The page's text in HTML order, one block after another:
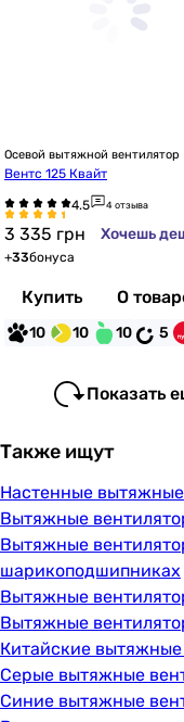
Осевой вытяжной вентилятор
Вентс 125 Квайт
4 отзыва
3 335 грн Хочешь
+33бонуса
Купить О
10 10 10 5
Показать
Также ищут
Настенные
Вытяжные
Вытяжные
шарикоподшипниках
Вытяжные
Вытяжные
Китайские
Серые вытяжные
Синие вытяжные